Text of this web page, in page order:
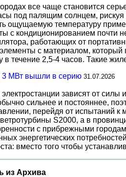
все чаще становится
под палящим солнцем,
ощущаемую температуру
с кондиционированием почти
работающих от
с материалом, который
течение 2,5-4 часов. Такие
3 МВт вышли в серию 31.07.2026
зависят от
сильнее и постояннее,
перейдя от испытаний к
S2000, а в
с прибрежными
энергетических
вместо того чтобы
из Архива